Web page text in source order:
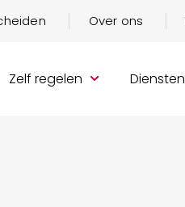
Over ons
Zelf regelen Diensten